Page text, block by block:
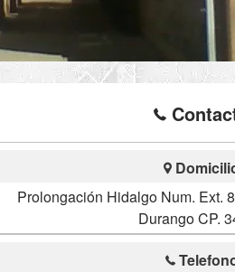
Prolongación Hidalgo Num. Ext.
Durango CP.